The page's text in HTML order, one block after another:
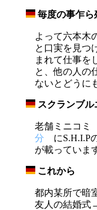
毎度の事乍ら
よって六本木
と口実を見つ
まれて仕事を
と、他の人の
ないとどうに
スクランブル
老舗ミニコミ
分 にS.H.I.P
が載っていま
これから
都内某所で暗
友人の結婚